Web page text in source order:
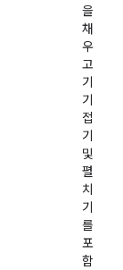
을
채
우
고
기
기
접
기
및
펼
치
기
를
포
함